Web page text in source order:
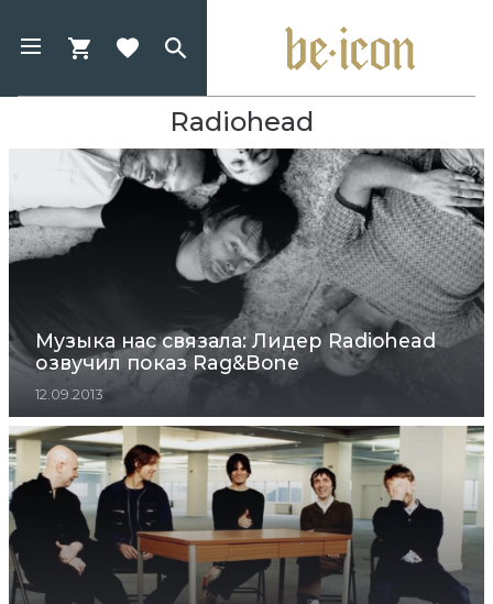
Radiohead
Музыка нас связала: Лидер Radiohead
озвучил показ Rag&Bone
12.09.2013